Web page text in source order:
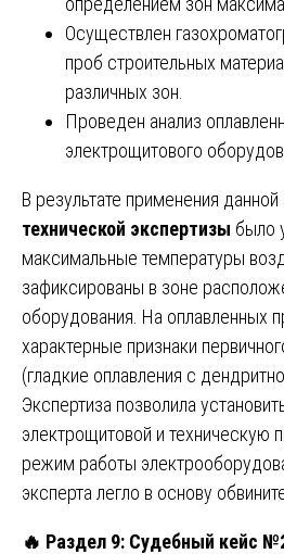
Осуществлен
проб строительных
различных зон.
Проведен анализ
электрощитового
В результате применения данной
технической экспертизы было
максимальные температуры
зафиксированы в зоне
оборудования. На оплавленных
характерные признаки
(гладкие оплавления с
Экспертиза позволила
электрощитовой и техническую
режим работы
эксперта легло в основу
🔥 Раздел 9: Судебный кейс